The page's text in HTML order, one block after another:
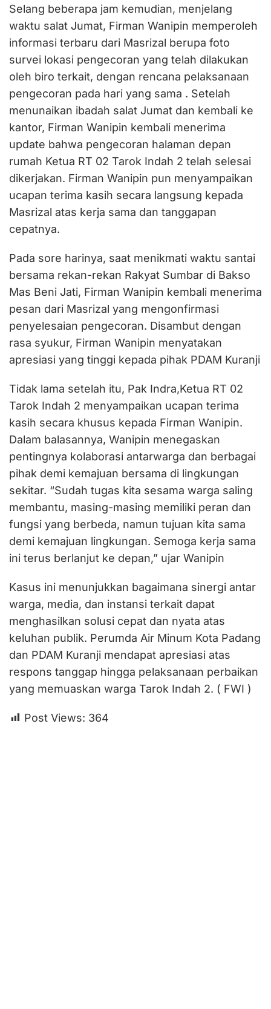
Selang beberapa jam kemudian, menjelang
waktu salat Jumat, Firman Wanipin memperoleh
informasi terbaru dari Masrizal berupa foto
survei lokasi pengecoran yang telah dilakukan
oleh biro terkait, dengan rencana pelaksanaan
pengecoran pada hari yang sama . Setelah
menunaikan ibadah salat Jumat dan kembali ke
kantor, Firman Wanipin kembali menerima
update bahwa pengecoran halaman depan
rumah Ketua RT 02 Tarok Indah 2 telah selesai
dikerjakan. Firman Wanipin pun menyampaikan
ucapan terima kasih secara langsung kepada
Masrizal atas kerja sama dan tanggapan
cepatnya.
Pada sore harinya, saat menikmati waktu santai
bersama rekan-rekan Rakyat Sumbar di Bakso
Mas Beni Jati, Firman Wanipin kembali menerima
pesan dari Masrizal yang mengonfirmasi
penyelesaian pengecoran. Disambut dengan
rasa syukur, Firman Wanipin menyatakan
apresiasi yang tinggi kepada pihak PDAM Kuranji
Tidak lama setelah itu, Pak Indra,Ketua RT 02
Tarok Indah 2 menyampaikan ucapan terima
kasih secara khusus kepada Firman Wanipin.
Dalam balasannya, Wanipin menegaskan
pentingnya kolaborasi antarwarga dan berbagai
pihak demi kemajuan bersama di lingkungan
sekitar. “Sudah tugas kita sesama warga saling
membantu, masing-masing memiliki peran dan
fungsi yang berbeda, namun tujuan kita sama
demi kemajuan lingkungan. Semoga kerja sama
ini terus berlanjut ke depan,” ujar Wanipin
Kasus ini menunjukkan bagaimana sinergi antar
warga, media, dan instansi terkait dapat
menghasilkan solusi cepat dan nyata atas
keluhan publik. Perumda Air Minum Kota Padang
dan PDAM Kuranji mendapat apresiasi atas
respons tanggap hingga pelaksanaan perbaikan
yang memuaskan warga Tarok Indah 2. ( FWI )
Post Views: 364